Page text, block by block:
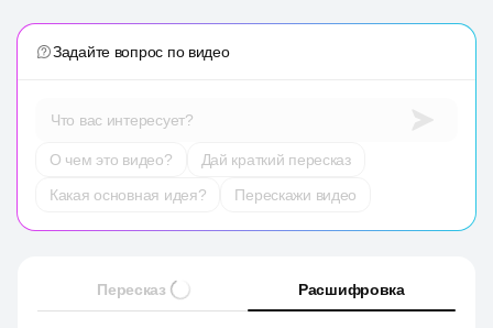
Задайте вопрос по видео
Что вас интересует?
О чем это видео?
Дай краткий пересказ
Какая основная идея?
Перескажи видео
Пересказ Расшифровка